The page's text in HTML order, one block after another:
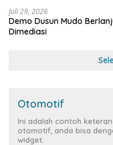
Juli 29, 2026
Demo Dusun Mudo
Dimediasi
Otomotif
Ini adalah contoh
otomotif, anda bisa
widget.